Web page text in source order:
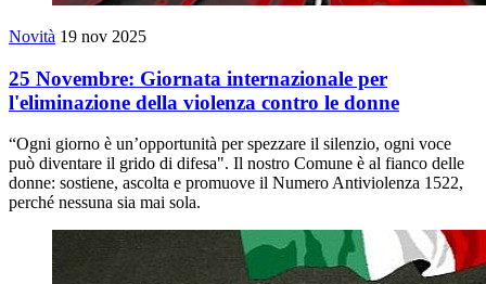
Novità 19 nov 2025
25 Novembre: Giornata internazionale per
l'eliminazione della violenza contro le donne
“Ogni giorno è un’opportunità per spezzare il silenzio, ogni voce
può diventare il grido di difesa". Il nostro Comune è al fianco delle
donne: sostiene, ascolta e promuove il Numero Antiviolenza 1522,
perché nessuna sia mai sola.